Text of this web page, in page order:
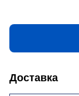
Доставка